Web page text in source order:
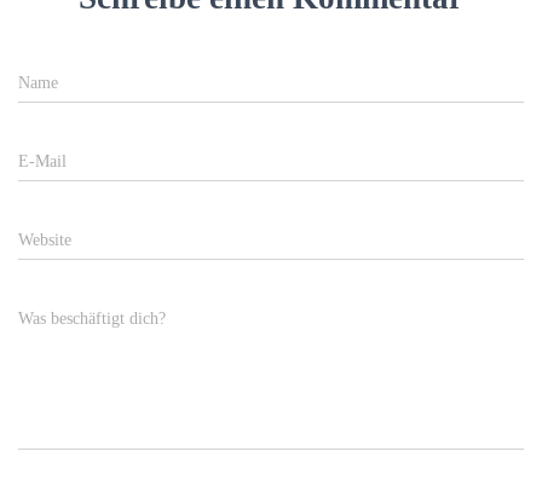
Name
E-Mail
Website
Was beschäftigt dich?